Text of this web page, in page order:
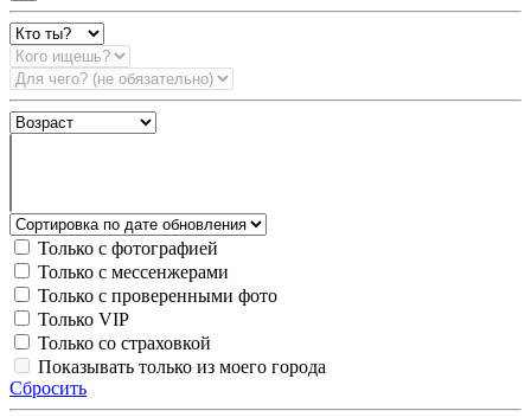
Только с фотографией
Только с мессенжерами
Только с проверенными фото
Только VIP
Только со страховкой
Показывать только из моего города
Сбросить